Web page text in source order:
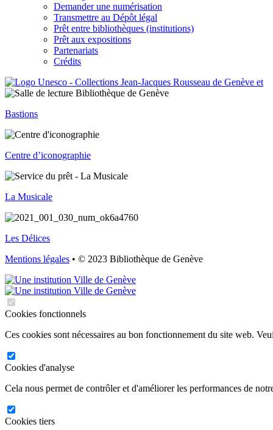
Demander une numérisation
Transmettre au Dépôt légal
Prêt entre bibliothèques (institutions)
Prêt aux expositions
Partenariats
Crédits
Bastions
Centre d’iconographie
La Musicale
Les Délices
Mentions légales • © 2023 Bibliothèque de Genève
Cookies fonctionnels
Ces cookies sont nécessaires au bon fonctionnement du site web.
Cookies d'analyse
Cela nous permet de contrôler et d'améliorer les performances de
Cookies tiers